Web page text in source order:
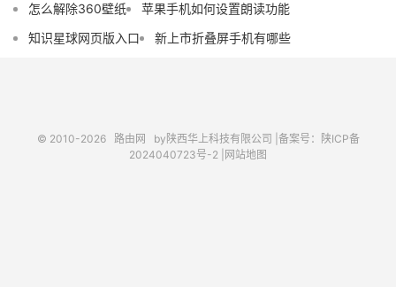
怎么解除360壁纸
苹果手机如何设置朗读功能
知识星球网页版入口
新上市折叠屏手机有哪些
© 2010-2026 路由网 by陕西华上科技有限公司 | 备案号：陕ICP备
2024040723号-2 | 网站地图